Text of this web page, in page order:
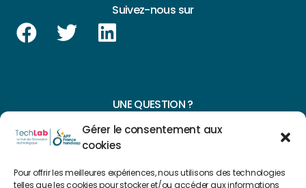
Gérer le consentement aux
cookies
Pour offrir les meilleures expériences, nous utilisons des technologies
telles que les cookies pour stocker et/ou accéder aux informations
Suivez-nous sur
UNE QUESTION ?
CONTACTEZ-NOUS
NAVIGUER SUR NOTRE SITE